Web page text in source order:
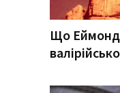
Що Еймонд